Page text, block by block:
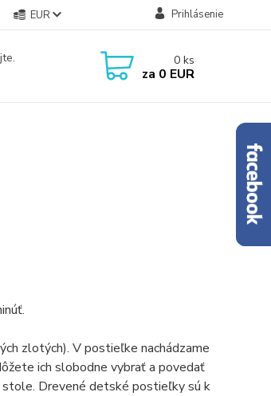
EUR Prihlásenie
0 ks
za 0 EUR
zlotých). V postieľke nachádzame
ich slobodne vybrať a povedať
stole. Drevené detské postieľky sú k